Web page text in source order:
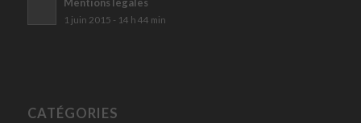
Mentions légales
1 juin 2015 - 14 h 44 min
CATÉGORIES